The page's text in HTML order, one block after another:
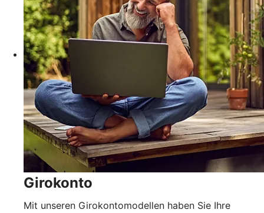
Girokonto
Mit unseren Girokontomodellen haben Sie Ihre